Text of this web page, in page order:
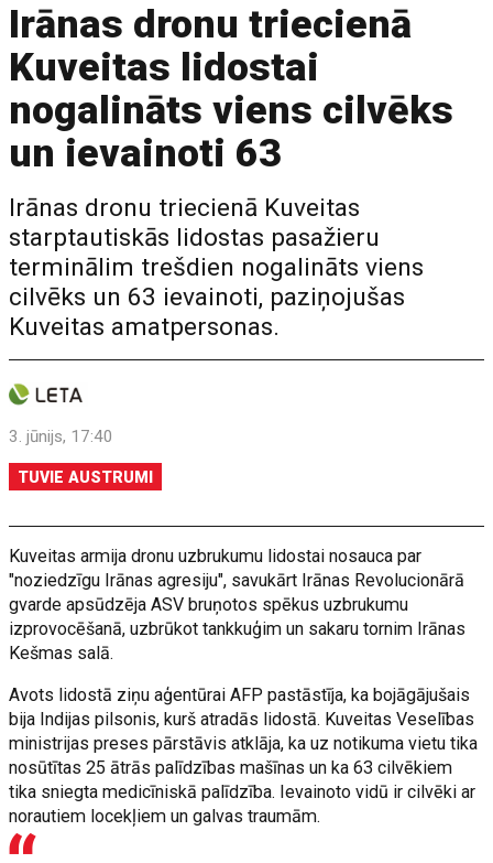
Irānas dronu triecienā
Kuveitas lidostai
nogalināts viens cilvēks
un ievainoti 63
Irānas dronu triecienā Kuveitas
starptautiskās lidostas pasažieru
terminālim trešdien nogalināts viens
cilvēks un 63 ievainoti, paziņojušas
Kuveitas amatpersonas.
3. jūnijs, 17:40
TUVIE AUSTRUMI
Kuveitas armija dronu uzbrukumu lidostai nosauca par
"noziedzīgu Irānas agresiju", savukārt Irānas Revolucionārā
gvarde apsūdzēja ASV bruņotos spēkus uzbrukumu
izprovocēšanā, uzbrūkot tankkuģim un sakaru tornim Irānas
Kešmas salā.
Avots lidostā ziņu aģentūrai AFP pastāstīja, ka bojāgājušais
bija Indijas pilsonis, kurš atradās lidostā. Kuveitas Veselības
ministrijas preses pārstāvis atklāja, ka uz notikuma vietu tika
nosūtītas 25 ātrās palīdzības mašīnas un ka 63 cilvēkiem
tika sniegta medicīniskā palīdzība. Ievainoto vidū ir cilvēki ar
norautiem locekļiem un galvas traumām.